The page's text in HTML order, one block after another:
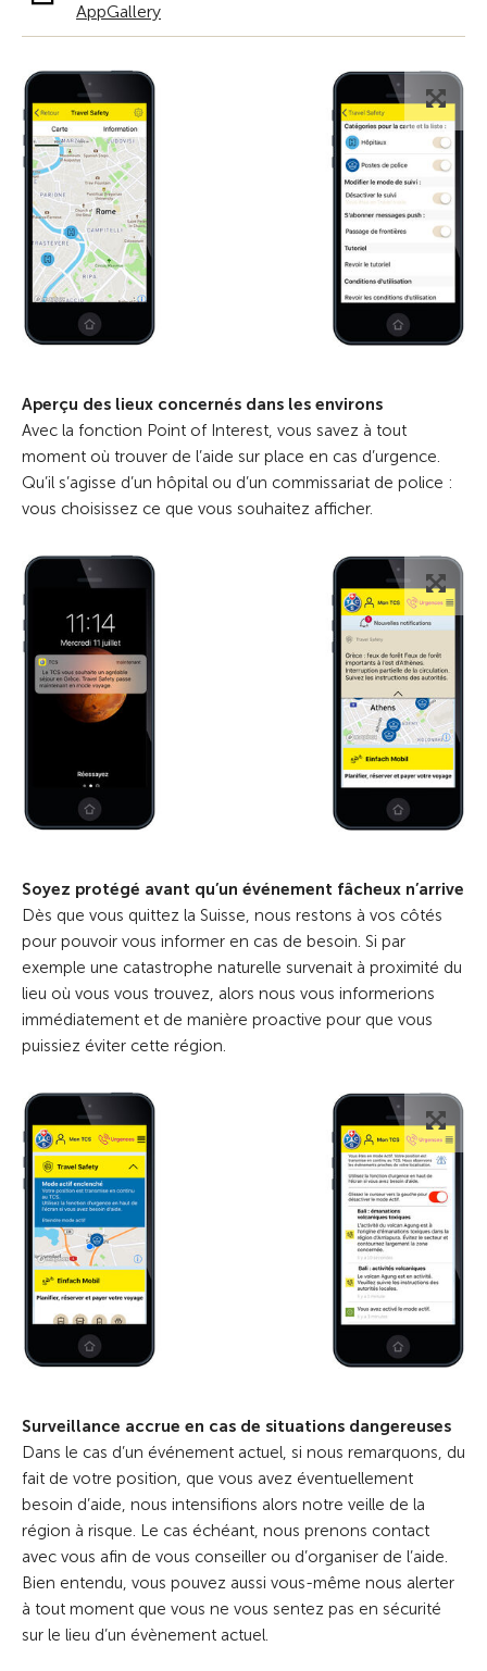
AppGallery
Aperçu des lieux concernés dans les environs
Avec la fonction Point of Interest, vous savez à tout
moment où trouver de l’aide sur place en cas d’urgence.
Qu’il s’agisse d’un hôpital ou d’un commissariat de police :
vous choisissez ce que vous souhaitez afficher.
Soyez protégé avant qu’un événement fâcheux n’arrive
Dès que vous quittez la Suisse, nous restons à vos côtés
pour pouvoir vous informer en cas de besoin. Si par
exemple une catastrophe naturelle survenait à proximité du
lieu où vous vous trouvez, alors nous vous informerions
immédiatement et de manière proactive pour que vous
puissiez éviter cette région.
Surveillance accrue en cas de situations dangereuses
Dans le cas d’un événement actuel, si nous remarquons, du
fait de votre position, que vous avez éventuellement
besoin d’aide, nous intensifions alors notre veille de la
région à risque. Le cas échéant, nous prenons contact
avec vous afin de vous conseiller ou d’organiser de l’aide.
Bien entendu, vous pouvez aussi vous-même nous alerter
à tout moment que vous ne vous sentez pas en sécurité
sur le lieu d’un évènement actuel.